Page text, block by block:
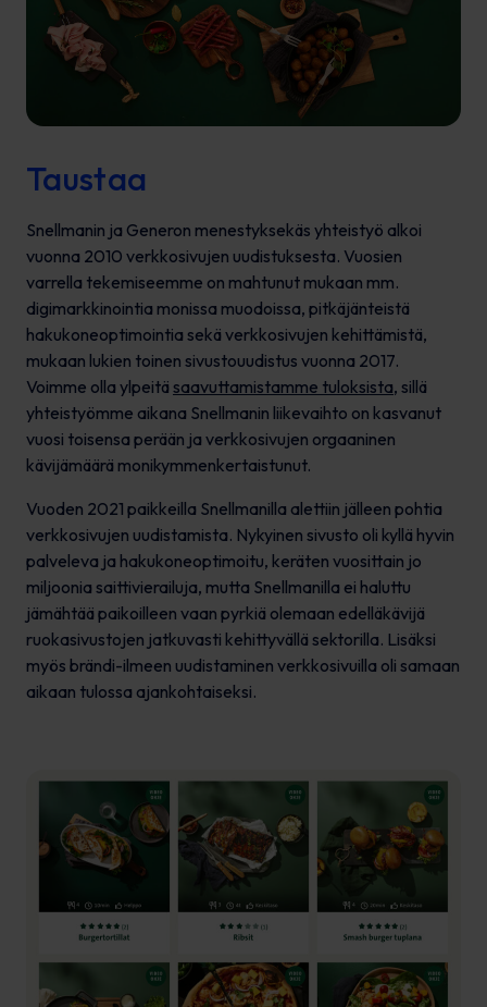
Taustaa
Snellmanin ja Generon menestyksekäs yhteistyö alkoi
vuonna 2010 verkkosivujen uudistuksesta. Vuosien
varrella tekemiseemme on mahtunut mukaan mm.
digimarkkinointia monissa muodoissa, pitkäjänteistä
hakukoneoptimointia sekä verkkosivujen kehittämistä,
mukaan lukien toinen sivustouudistus vuonna 2017.
Voimme olla ylpeitä saavuttamistamme tuloksista, sillä
yhteistyömme aikana Snellmanin liikevaihto on kasvanut
vuosi toisensa perään ja verkkosivujen orgaaninen
kävijämäärä monikymmenkertaistunut.
Vuoden 2021 paikkeilla Snellmanilla alettiin jälleen pohtia
verkkosivujen uudistamista. Nykyinen sivusto oli kyllä hyvin
palveleva ja hakukoneoptimoitu, keräten vuosittain jo
miljoonia saittivierailuja, mutta Snellmanilla ei haluttu
jämähtää paikoilleen vaan pyrkiä olemaan edelläkävijä
ruokasivustojen jatkuvasti kehittyvällä sektorilla. Lisäksi
myös brändi-ilmeen uudistaminen verkkosivuilla oli samaan
aikaan tulossa ajankohtaiseksi.